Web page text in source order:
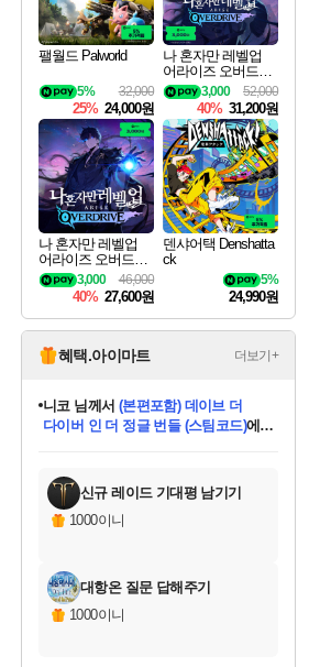
팰월드 Palworld
32,000
5%
25% 24,000원
나 혼자만 레벨업
어라이즈 오버드라
이브 디럭스 에디션
Solo Leveling Arise
Overdrive Deluxe Edi
tion
52,000
3,000
40% 31,200원
나 혼자만 레벨업
어라이즈 오버드라
이브 Solo Leveling A
rise
46,000
3,000
40% 27,600원
덴샤어택 Denshatta
ck
5%
24,990원
혜택.아이마트 더보기+
교환.
당첨되셨습니다.
다이버 인 더 정글 번들 (스팀코드)
당첨되셨습니다.
한건했습니다님께서마피아
당첨되셨습니다.
당첨되셨습니다.
당첨되셨습니다.
당첨되셨습니다.
에디션 (스팀코드)를 교환.
당첨되셨습니다.
신규 레이드 기대평 남기기
1000이니
대항온 질문 답해주기
1000이니